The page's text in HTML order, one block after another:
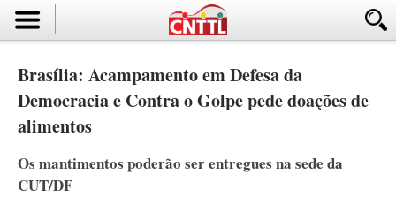
Brasília: Acampamento em Defesa da
Democracia e Contra o Golpe pede doações de
alimentos
Os mantimentos poderão ser entregues na sede da
CUT/DF